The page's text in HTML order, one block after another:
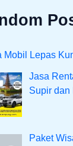
Mobil Lepas
Jasa
Supir dan
Paket